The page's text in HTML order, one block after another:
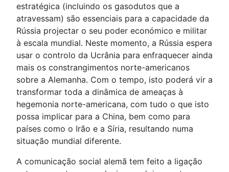
estratégica (incluindo os gasodutos que a
atravessam) são essenciais para a capacidade da
Rússia projectar o seu poder económico e militar
à escala mundial. Neste momento, a Rússia espera
usar o controlo da Ucrânia para enfraquecer ainda
mais os constrangimentos norte-americanos
sobre a Alemanha. Com o tempo, isto poderá vir a
transformar toda a dinâmica de ameaças à
hegemonia norte-americana, com tudo o que isto
possa implicar para a China, bem como para
países como o Irão e a Síria, resultando numa
situação mundial diferente.
A comunicação social alemã tem feito a ligação